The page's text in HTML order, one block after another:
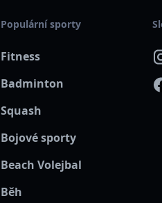
Populární sporty
Fitness
Badminton
Squash
Bojové sporty
Beach Volejbal
Běh